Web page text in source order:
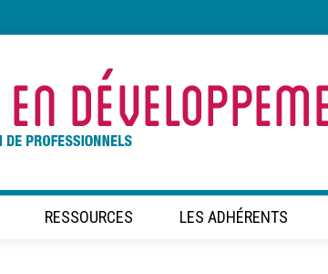
RESSOURCES LES ADHÉRENTS